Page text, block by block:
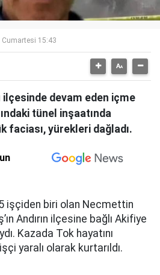
15:43
ilçesinde devam eden içme
tünel inşaatında
faciası, yürekleri dağladı.
işçiden biri olan Necmettin
Andırın ilçesine bağlı Akifiye
Kazada Tok hayatını
yaralı olarak kurtarıldı.